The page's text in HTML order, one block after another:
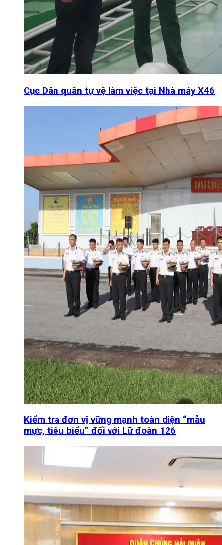
Cục Dân quân tự vệ làm việc tại Nhà máy X46
Kiểm tra đơn vị vững mạnh toàn diện “mẫu
mực, tiêu biểu” đối với Lữ đoàn 126